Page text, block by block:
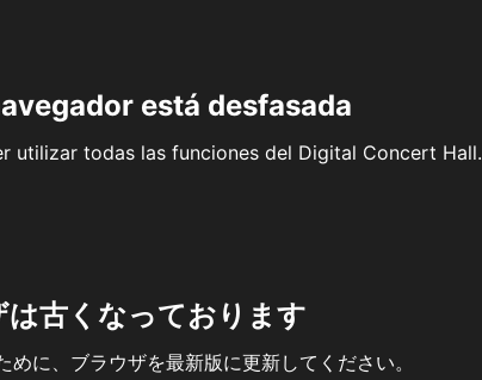
está desfasada
utilizar todas las funciones del Digital Concert Hall.
古くなっております
に、ブラウザを最新版に更新してください。